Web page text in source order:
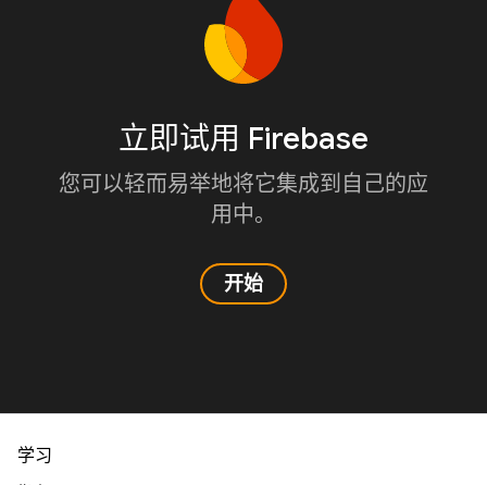
立即试用 Firebase
您可以轻而易举地将它集成到自己的应
用中。
开始
学习